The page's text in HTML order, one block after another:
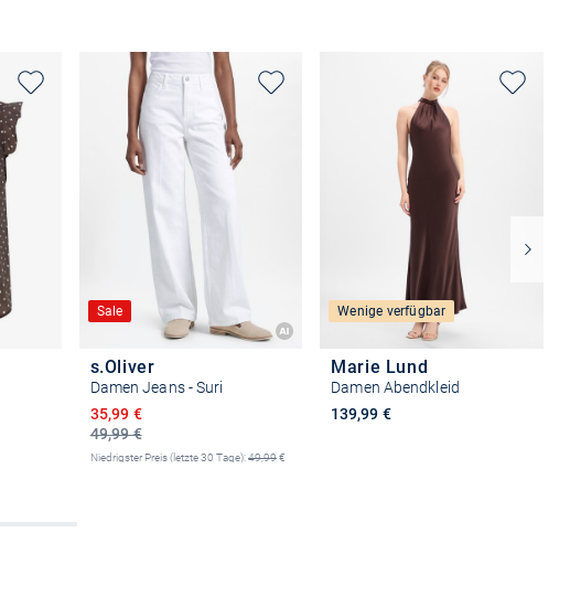
Sale
s.Oliver
Damen Jeans - Suri
49,99 €
Ermäßigter Preis
35,99 €
Niedrigster Preis (letzte 30 Tage):49,99€
Wenige verfügbar
Marie Lund
Damen Abendkleid
139,99 €